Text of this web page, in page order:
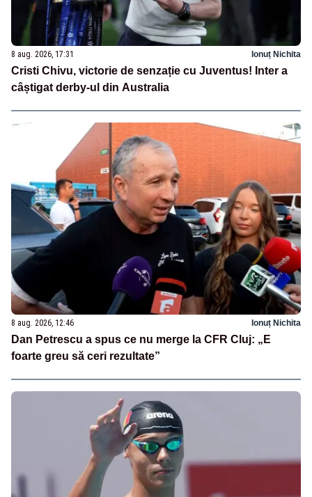
8 aug. 2026, 17:31 Ionuț Nichita
Cristi Chivu, victorie de senzație cu Juventus! Inter a
câștigat derby-ul din Australia
8 aug. 2026, 12:46 Ionuț Nichita
Dan Petrescu a spus ce nu merge la CFR Cluj: „E
foarte greu să ceri rezultate”